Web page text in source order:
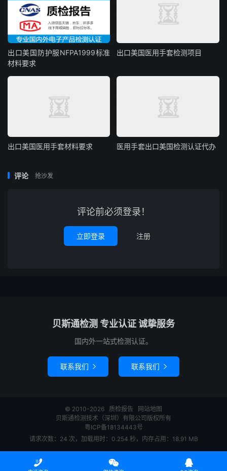
出口美国防护服NFPA1999标准
材料要求
出口美国医用手套检测项目
出口美国医用手套材料要求 医用手套出口美国检测认证代办
评论 抢沙发
评论前必须登录！
立即登录 注册
贝斯通检测 专业认证 诚挚服务
国内外一站式检测认证。
联系我们  联系我们 
© 2010-2026 质检报告
网站地图
贝斯通检测技术（深圳）有限公司版权所有
粤ICP备18134443号
请求次数：24 次，加载用时：0.254 秒，内存占用：18.91 MB
  